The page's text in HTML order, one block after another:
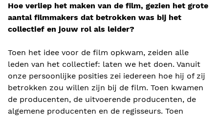
Hoe verliep het maken van de film, gezien het grote
aantal filmmakers dat betrokken was bij het
collectief en jouw rol als leider?
Toen het idee voor de film opkwam, zeiden alle
leden van het collectief: laten we het doen. Vanuit
onze persoonlijke posities zei iedereen hoe hij of zij
betrokken zou willen zijn bij de film. Toen kwamen
de producenten, de uitvoerende producenten, de
algemene producenten en de regisseurs. Toen